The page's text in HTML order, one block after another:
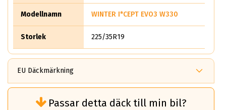
Modellnamn WINTER I*CEPT EVO3 W330
Storlek 225/35R19
EU Däckmärkning
bränsleförbrukningen)
Passar detta däck till min bil?